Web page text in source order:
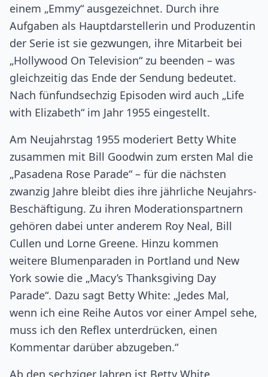
einem „Emmy“ ausgezeichnet. Durch ihre
Aufgaben als Hauptdarstellerin und Produzentin
der Serie ist sie gezwungen, ihre Mitarbeit bei
„Hollywood On Television“ zu beenden – was
gleichzeitig das Ende der Sendung bedeutet.
Nach fünfundsechzig Episoden wird auch „Life
with Elizabeth“ im Jahr 1955 eingestellt.
Am Neujahrstag 1955 moderiert Betty White
zusammen mit Bill Goodwin zum ersten Mal die
„Pasadena Rose Parade“ – für die nächsten
zwanzig Jahre bleibt dies ihre jährliche Neujahrs-
Beschäftigung. Zu ihren Moderationspartnern
gehören dabei unter anderem Roy Neal, Bill
Cullen und Lorne Greene. Hinzu kommen
weitere Blumenparaden in Portland und New
York sowie die „Macy’s Thanksgiving Day
Parade“. Dazu sagt Betty White: „Jedes Mal,
wenn ich eine Reihe Autos vor einer Ampel sehe,
muss ich den Reflex unterdrücken, einen
Kommentar darüber abzugeben.“
Ab den sechziger Jahren ist Betty White